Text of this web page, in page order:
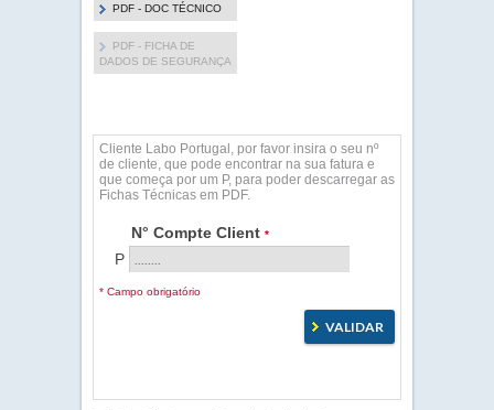
PDF - DOC TÉCNICO
PDF - FICHA DE
DADOS DE SEGURANÇA
Cliente Labo Portugal, por favor insira o seu nº
de cliente, que pode encontrar na sua fatura e
que começa por um P, para poder descarregar as
Fichas Técnicas em PDF.
N° Compte Client *
P
* Campo obrigatório